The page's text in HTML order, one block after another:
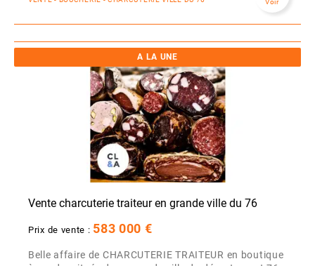
Voir
A LA UNE
Vente charcuterie traiteur en grande ville du 76
Prix de vente : 583 000 €
Belle affaire de CHARCUTERIE TRAITEUR en boutique